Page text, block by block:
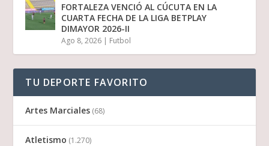
FORTALEZA VENCIÓ AL CÚCUTA EN LA
CUARTA FECHA DE LA LIGA BETPLAY
DIMAYOR 2026-II
Ago 8, 2026 | Futbol
TU DEPORTE FAVORITO
Artes Marciales (68)
Atletismo (1.270)